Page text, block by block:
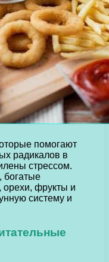
помогают
радикалов в
стрессом.
богатые
орехи, фрукты и
систему и